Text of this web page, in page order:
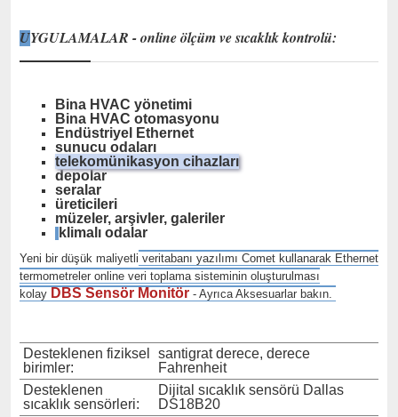
UYGULAMALAR - online ölçüm ve sıcaklık kontrolü:
Bina HVAC yönetimi
Bina HVAC otomasyonu
Endüstriyel Ethernet
sunucu odaları
telekomünikasyon cihazları
depolar
seralar
üreticileri
müzeler, arşivler, galeriler
klimalı odalar
Yeni bir düşük maliyetli veritabanı yazılımı Comet kullanarak Ethernet
termometreler online veri toplama sisteminin oluşturulması
kolay DBS Sensör Monitör - Ayrıca Aksesuarlar bakın.
Desteklenen fiziksel
birimler:
santigrat derece, derece
Fahrenheit
Desteklenen
sıcaklık sensörleri:
Dijital sıcaklık sensörü Dallas
DS18B20